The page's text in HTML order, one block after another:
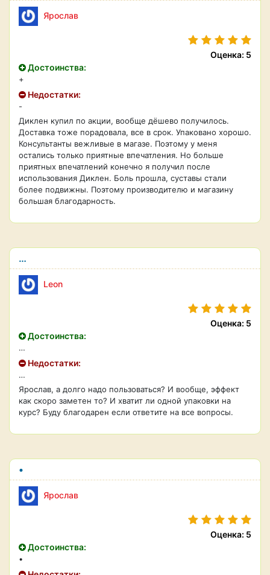
Ярослав
Оценка: 5
Достоинства:
+
Недостатки:
-
Диклен купил по акции, вообще дёшево получилось.
Доставка тоже порадовала, все в срок. Упаковано хорошо.
Консультанты вежливые в магазе. Поэтому у меня
остались только приятные впечатления. Но больше
приятных впечатлений конечно я получил после
использования Диклен. Боль прошла, суставы стали
более подвижны. Поэтому производителю и магазину
большая благодарность.
…
Leon
Оценка: 5
Достоинства:
…
Недостатки:
…
Ярослав, а долго надо пользоваться? И вообще, эффект
как скоро заметен то? И хватит ли одной упаковки на
курс? Буду благодарен если ответите на все вопросы.
•
Ярослав
Оценка: 5
Достоинства:
•